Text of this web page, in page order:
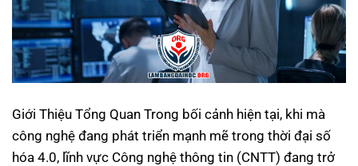
Giới Thiệu Tổng Quan Trong bối cảnh hiện tại, khi mà
công nghệ đang phát triển mạnh mẽ trong thời đại số
hóa 4.0, lĩnh vực Công nghệ thông tin (CNTT) đang trở